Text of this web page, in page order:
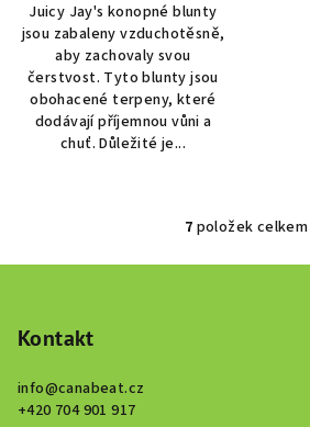
Juicy Jay's konopné blunty
jsou zabaleny vzduchotěsně,
aby zachovaly svou
čerstvost. Tyto blunty jsou
obohacené terpeny, které
dodávají příjemnou vůni a
chuť. Důležité je...
O
v
7 položek celkem
Kontakt
info@canabeat.cz
+420 704 901 917